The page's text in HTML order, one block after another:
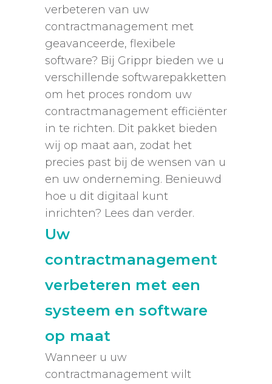
verbeteren van uw
contractmanagement met
geavanceerde, flexibele
software? Bij Grippr bieden we u
verschillende softwarepakketten
om het proces rondom uw
contractmanagement efficiënter
in te richten. Dit pakket bieden
wij op maat aan, zodat het
precies past bij de wensen van u
en uw onderneming. Benieuwd
hoe u dit digitaal kunt
inrichten? Lees dan verder.
Uw
contractmanagement
verbeteren met een
systeem en software
op maat
Wanneer u uw
contractmanagement wilt